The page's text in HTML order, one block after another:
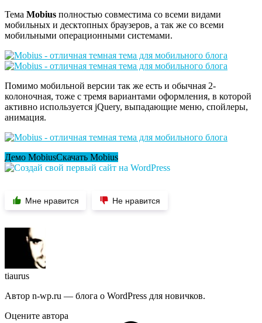
Тема Mobius полностью совместима со всеми видами
мобильных и десктопных браузеров, а так же со всеми
мобильными операционными системами.
Помимо мобильной версии так же есть и обычная 2-
колоночная, тоже с тремя вариантами оформления, в которой
активно используется jQuery, выпадающие меню, спойлеры,
анимация.
Демо MobiusСкачать Mobius
Мне нравится Не нравится
tiaurus
Автор n-wp.ru — блога о WordPress для новичков.
Оцените автора